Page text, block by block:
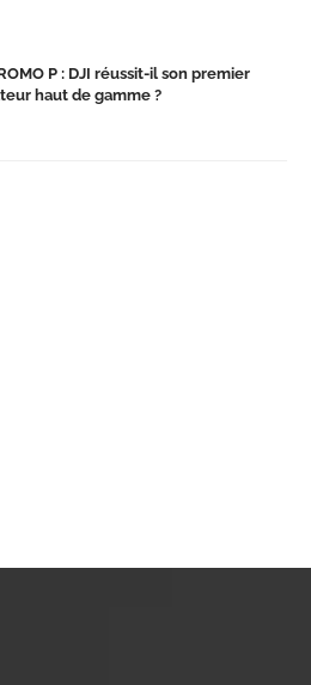
P : DJI réussit-il son premier
haut de gamme ?